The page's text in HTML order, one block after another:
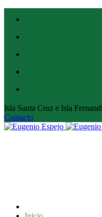
Isla Santa Cruz e Isla
Contacto